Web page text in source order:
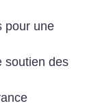
pour une
soutien des